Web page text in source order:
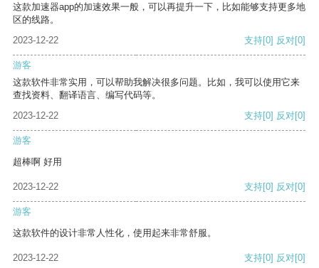
这款加速器app的加速效果一般，可以再提升一下，比如能够支持更多地
区的线路。
2023-12-22
支持[0] 反对[0]
游客
这款软件非常实用，可以帮助我解决很多问题。比如，我可以使用它来
查找资料、翻译语言、编写代码等。
2023-12-22
支持[0] 反对[0]
游客
超棒啊 好用
2023-12-22 支持[0] 反对[0]
游客
这款软件的设计非常人性化，使用起来非常舒服。
2023-12-22 支持[0] 反对[0]